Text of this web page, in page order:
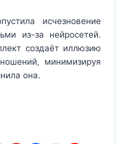
исчезновение
из-за нейросетей.
создаёт иллюзию
минимизируя
она.